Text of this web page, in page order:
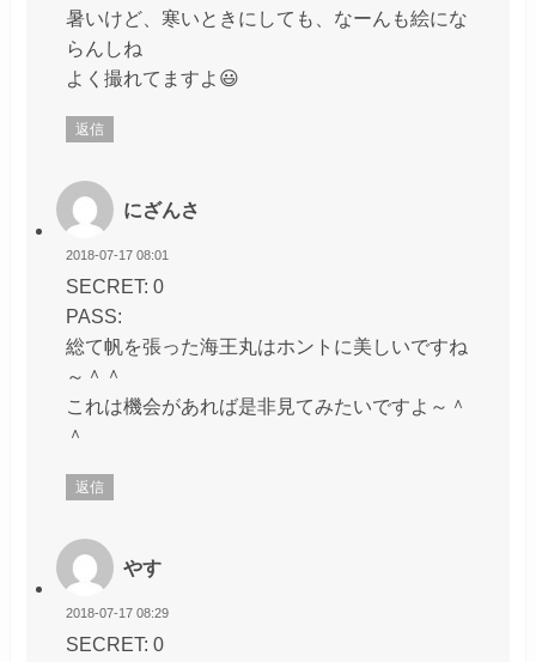
暑いけど、寒いときにしても、なーんも絵にな
らんしね
よく撮れてますよ😃
返信
にざんさ
2018-07-17 08:01
SECRET: 0
PASS:
総て帆を張った海王丸はホントに美しいですね
～＾＾
これは機会があれば是非見てみたいですよ～＾
＾
返信
やす
2018-07-17 08:29
SECRET: 0